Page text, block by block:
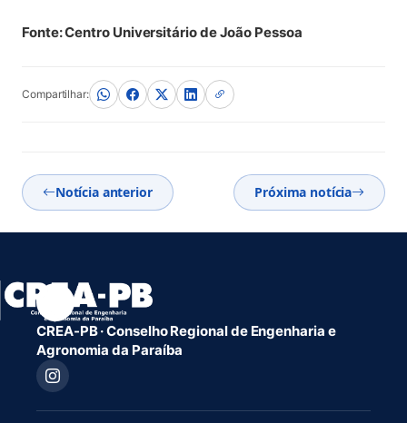
Fonte: Centro Universitário de João Pessoa
Compartilhar:
Notícia anterior Próxima notícia
CREA-PB · Conselho Regional de Engenharia e
Agronomia da Paraíba